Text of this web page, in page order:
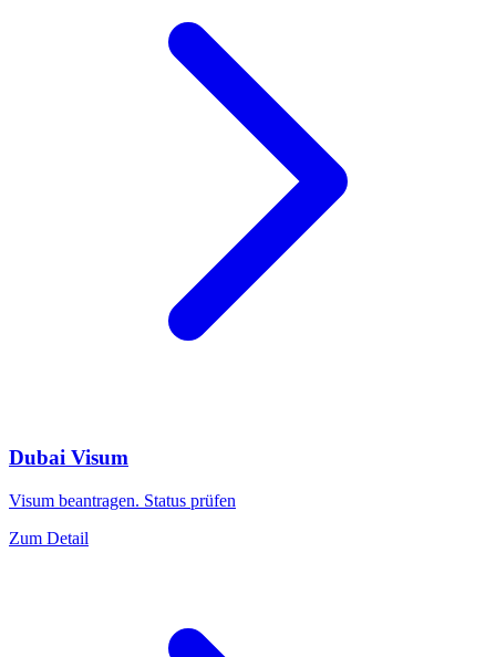
Dubai Visum
Visum beantragen. Status prüfen
Zum Detail